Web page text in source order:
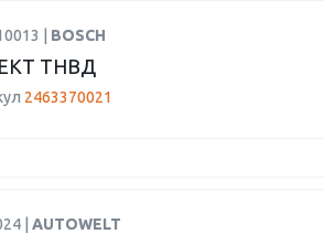
| BOSCH
ТНВД
2463370021
| AUTOWELT